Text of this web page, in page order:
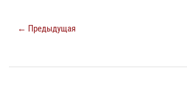
← Предыдущая